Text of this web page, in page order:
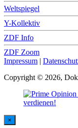
Weltspiegel
Y-Kollektiv
ZDF Info
ZDF Zoom
Impressum |
Copyright © 2026,
×